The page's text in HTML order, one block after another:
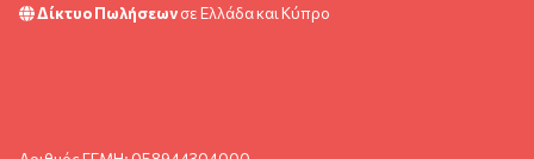
Δίκτυο Πωλήσεωνσε Ελλάδα και Κύπρο